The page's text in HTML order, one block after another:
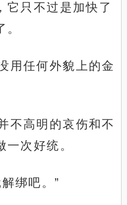
它只不过是加快了
用任何外貌上的金
不高明的哀伤和不
次好统。
绑吧。”